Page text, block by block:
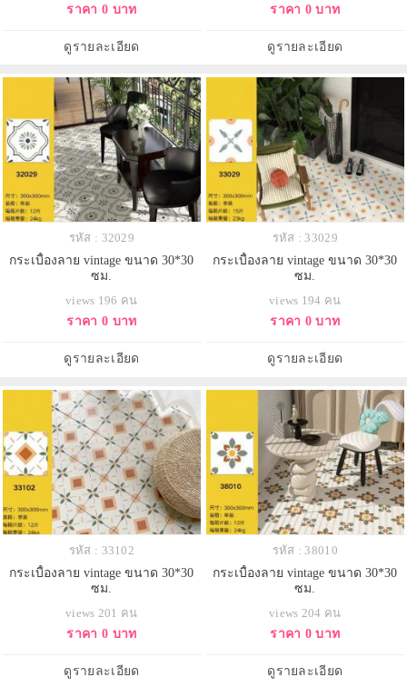
ราคา 0 บาท
ดูรายละเอียด
ราคา 0 บาท
ดูรายละเอียด
รหัส : 32029
กระเบื้องลาย vintage ขนาด 30*30
ซม.
views 196 คน
ราคา 0 บาท
ดูรายละเอียด
รหัส : 33029
กระเบื้องลาย vintage ขนาด 30*30
ซม.
views 194 คน
ราคา 0 บาท
ดูรายละเอียด
รหัส : 33102
กระเบื้องลาย vintage ขนาด 30*30
ซม.
views 201 คน
ราคา 0 บาท
ดูรายละเอียด
รหัส : 38010
กระเบื้องลาย vintage ขนาด 30*30
ซม.
views 204 คน
ราคา 0 บาท
ดูรายละเอียด